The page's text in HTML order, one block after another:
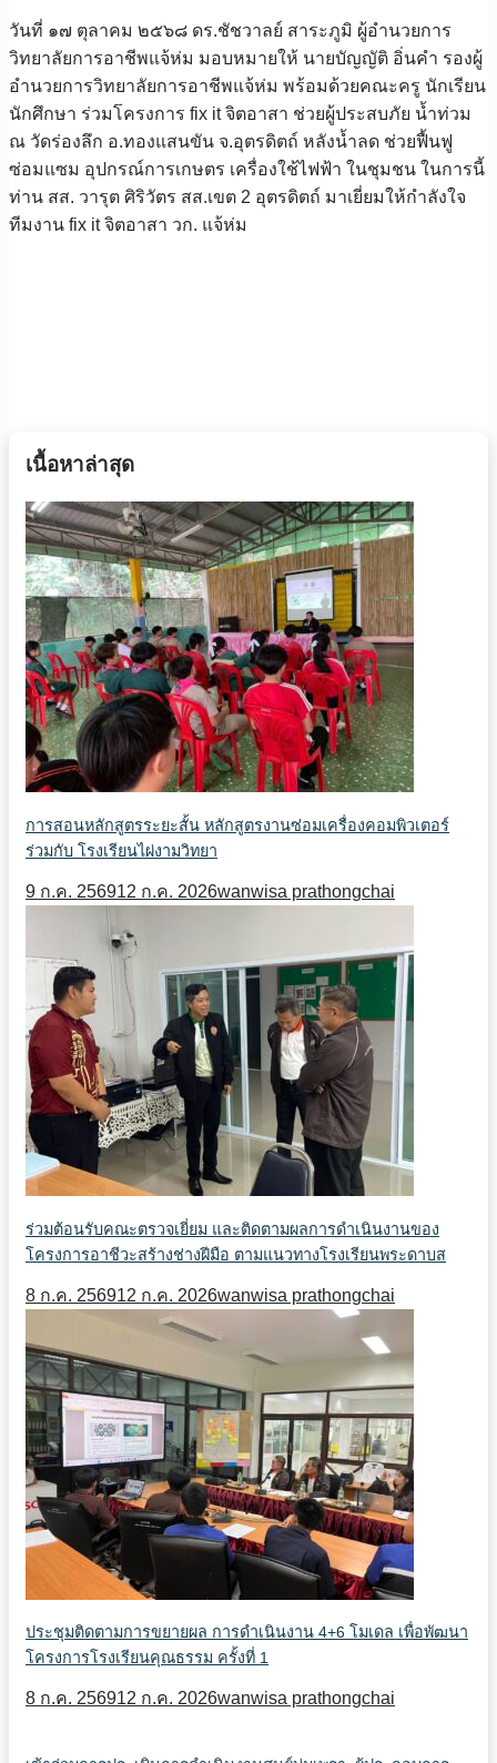
วันที่ ๑๗ ตุลาคม ๒๕๖๘ ดร.ชัชวาลย์ สาระภูมิ ผู้อำนวยการ
วิทยาลัยการอาชีพแจ้ห่ม มอบหมายให้ นายบัญญัติ อิ่นคำ รองผู้
อำนวยการวิทยาลัยการอาชีพแจ้ห่ม พร้อมด้วยคณะครู นักเรียน
นักศึกษา ร่วมโครงการ fix it จิตอาสา ช่วยผู้ประสบภัย น้ำท่วม
ณ วัดร่องลึก อ.ทองแสนขัน จ.อุตรดิตถ์ หลังน้ำลด ช่วยฟื้นฟู
ซ่อมแซม อุปกรณ์การเกษตร เครื่องใช้ไฟฟ้า ในชุมชน ในการนี้
ท่าน สส. วารุต ศิริวัตร สส.เขต 2 อุตรดิตถ์ มาเยี่ยมให้กำลังใจ
ทีมงาน fix it จิตอาสา วก. แจ้ห่ม
เนื้อหาล่าสุด
การสอนหลักสูตรระยะสั้น หลักสูตรงานซ่อมเครื่องคอมพิวเตอร์
ร่วมกับ โรงเรียนไผ่งามวิทยา
9 ก.ค. 256912 ก.ค. 2026wanwisa prathongchai
ร่วมต้อนรับคณะตรวจเยี่ยม และติดตามผลการดำเนินงานของ
โครงการอาชีวะสร้างช่างฝีมือ ตามแนวทางโรงเรียนพระดาบส
8 ก.ค. 256912 ก.ค. 2026wanwisa prathongchai
ประชุมติดตามการขยายผล การดำเนินงาน 4+6 โมเดล เพื่อพัฒนา
โครงการโรงเรียนคุณธรรม ครั้งที่ 1
8 ก.ค. 256912 ก.ค. 2026wanwisa prathongchai